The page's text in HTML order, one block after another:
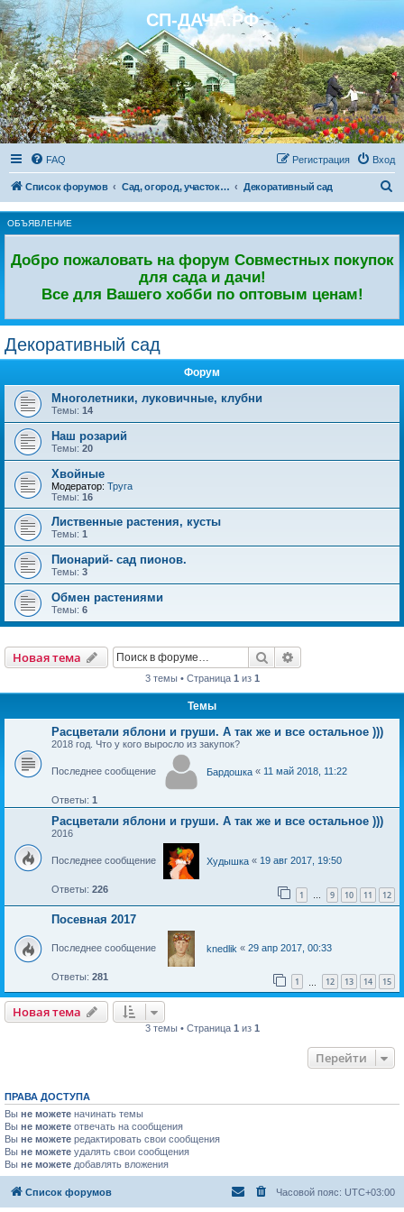
Регистрация СП-ДАЧА.РФ
FAQ Вход
Регистрация
Список форумов Сад, огород, участок. Дачный форум. Декоративный сад
ОБЪЯВЛЕНИЕ
Добро пожаловать на форум Совместных покупок
для сада и дачи!
Все для Вашего хобби по оптовым ценам!
Декоративный сад
Форум
Многолетники, луковичные, клубни
Темы: 14
Наш розарий
Темы: 20
Хвойные
Модератор: Труга
Темы: 16
Лиственные растения, кусты
Темы: 1
Пионарий- сад пионов.
Темы: 3
Обмен растениями
Темы: 6
Новая тема
Новаятема Поиск
3 темы • Страница 1 из 1
Темы
Расцветали яблони и груши. А так же и все остальное )))
2018 год. Что у кого выросло из закупок?
Последнее сообщение Бардошка « 11 май 2018, 11:22
Ответы: 1
Расцветали яблони и груши. А так же и все остальное )))
2016
Последнее сообщение Худышка « 19 авг 2017, 19:50
Ответы: 226 1 … 9 10 11 12
Посевная 2017
Последнее сообщение knedlik « 29 апр 2017, 00:33
Ответы: 281 1 12 13 14 15
Новая тема
Новаятема
3 темы • Страница 1 из 1
Перейти
ПРАВА ДОСТУПА
Вы не можете начинать темы
Вы не можете отвечать на сообщения
Вы не можете редактировать свои сообщения
Вы не можете удалять свои сообщения
Вы не можете добавлять вложения
Список форумов Часовой пояс: UTC+03:00